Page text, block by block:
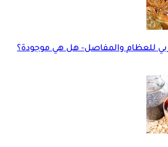
للعظام والمفاصل- هل هي موجودة؟